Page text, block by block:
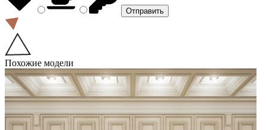
Похожие модели